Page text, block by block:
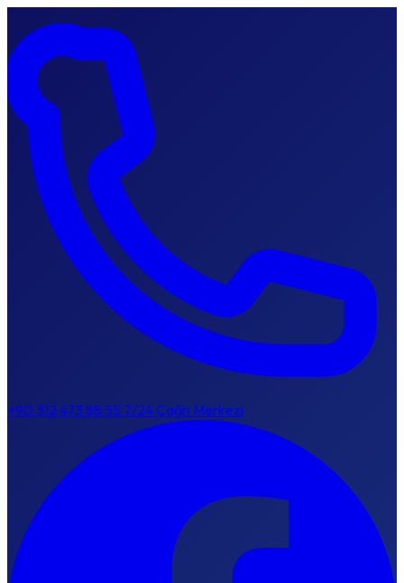
+90 312 473 88 55 7/24 Çağrı Merkezi